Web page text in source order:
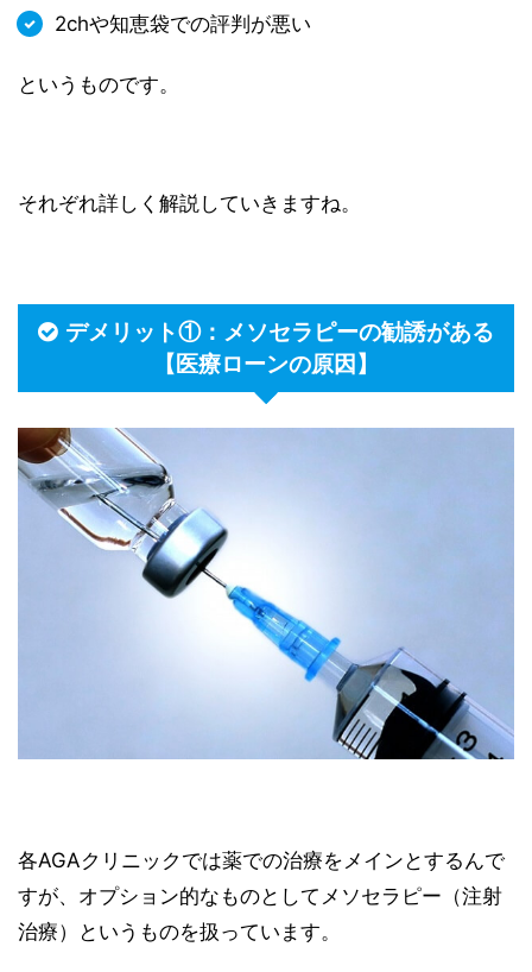
2chや知恵袋での評判が悪い
というものです。
それぞれ詳しく解説していきますね。
デメリット①：メソセラピーの勧誘がある
【医療ローンの原因】
各AGAクリニックでは薬での治療をメインとするんで
すが、オプション的なものとしてメソセラピー（注射
治療）というものを扱っています。